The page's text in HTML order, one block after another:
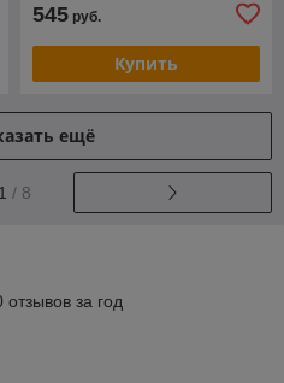
545 руб.
Купить
ещё
1 / 8
за год